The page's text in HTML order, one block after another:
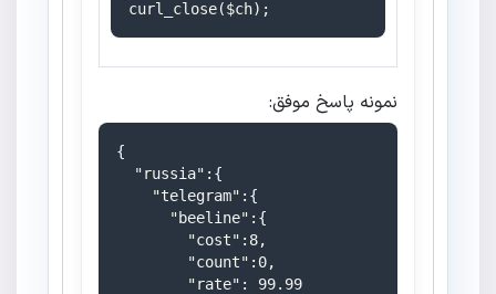
نمونه پاسخ موفق:
{
  "russia":{
    "telegram":{
      "beeline":{
        "cost":8,
        "count":0,
        "rate": 99.99